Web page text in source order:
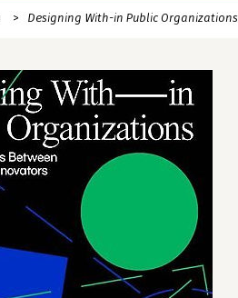
Designing With-in Public Organizations